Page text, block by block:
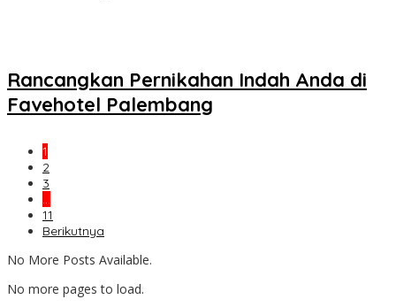
Rancangkan Pernikahan Indah Anda di
Favehotel Palembang
1
2
3
…
11
Berikutnya
No More Posts Available.
No more pages to load.